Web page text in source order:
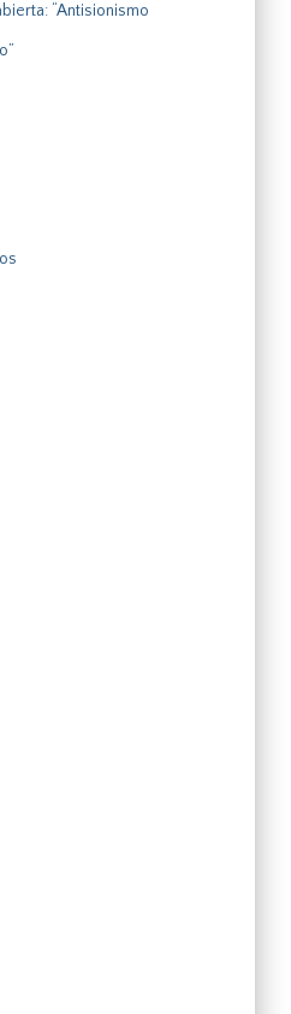
“Antisionismo